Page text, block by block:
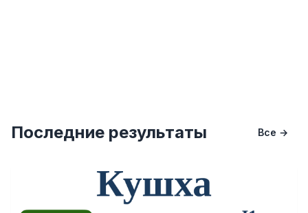
Последние результаты Все →